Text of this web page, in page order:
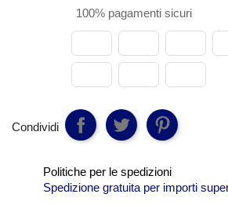
100% pagamenti sicuri
Condividi
Politiche per le spedizioni
Spedizione gratuita per importi